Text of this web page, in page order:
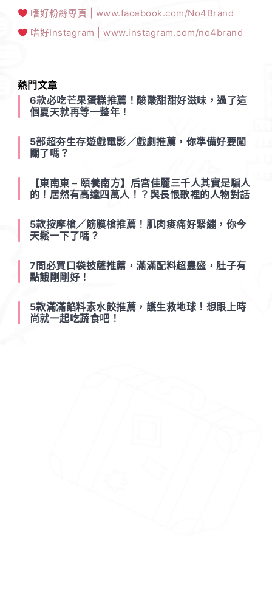
嗜好粉絲專頁 | www.facebook.com/No4Brand
嗜好Instagram | www.instagram.com/no4brand
熱門文章
6款必吃芒果蛋糕推薦！酸酸甜甜好滋味，過了這
個夏天就再等一整年！
5部超夯生存遊戲電影／戲劇推薦，你準備好要闖
關了嗎？
【東南東 – 頤養南方】后宮佳麗三千人其實是騙人
的！居然有高達四萬人！？與長恨歌裡的人物對話
5款按摩槍／筋膜槍推薦！肌肉痠痛好緊繃，你今
天鬆一下了嗎？
7間必買口袋披薩推薦，滿滿配料超豐盛，肚子有
點餓剛剛好！
5款滿滿餡料素水餃推薦，護生救地球！想跟上時
尚就一起吃蔬食吧！